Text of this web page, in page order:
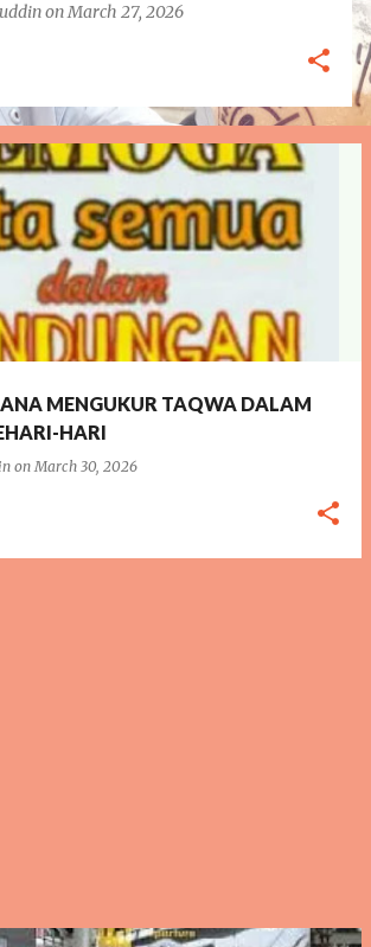
onMarch 27, 2026
MENGUKUR TAQWA DALAM
HARI
onMarch 30, 2026